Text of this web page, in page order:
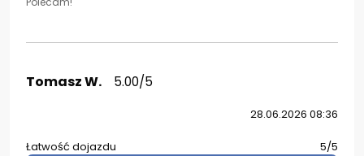
Tomasz W. 5.00/5
28.06.2026 08:36
Łatwość dojazdu 5/5